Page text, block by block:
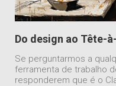
Do design ao Tête-
Se perguntarmos a
ferramenta de trabalho
responderem que é o